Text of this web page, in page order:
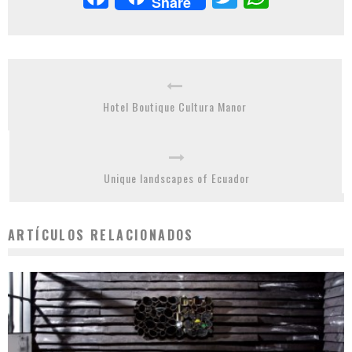
Hotel Boutique Cultura Manor
Unique landscapes of Ecuador
ARTÍCULOS RELACIONADOS